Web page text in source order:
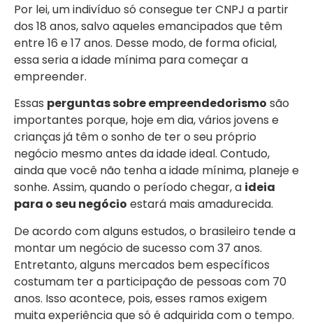
Por lei, um indivíduo só consegue ter CNPJ a partir
dos 18 anos, salvo aqueles emancipados que têm
entre 16 e 17 anos. Desse modo, de forma oficial,
essa seria a idade mínima para começar a
empreender.
Essas perguntas sobre empreendedorismo são
importantes porque, hoje em dia, vários jovens e
crianças já têm o sonho de ter o seu próprio
negócio mesmo antes da idade ideal. Contudo,
ainda que você não tenha a idade mínima, planeje e
sonhe. Assim, quando o período chegar, a ideia
para o seu negócio estará mais amadurecida.
De acordo com alguns estudos, o brasileiro tende a
montar um negócio de sucesso com 37 anos.
Entretanto, alguns mercados bem específicos
costumam ter a participação de pessoas com 70
anos. Isso acontece, pois, esses ramos exigem
muita experiência que só é adquirida com o tempo.